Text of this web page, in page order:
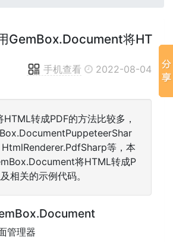
GemBox.Document将HT
手机查看 2022-08-04
转成PDF的方法比较多，
等，本
将HTML转成P
相关的示例代码。
管理器